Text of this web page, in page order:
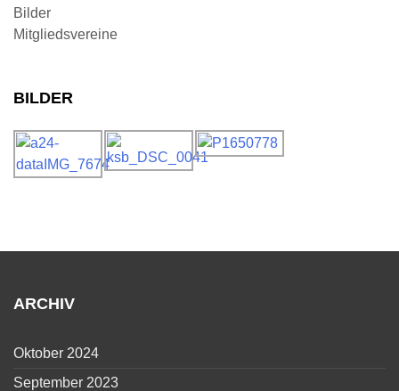
Bilder
Mitgliedsvereine
BILDER
ARCHIV
Oktober 2024
September 2023